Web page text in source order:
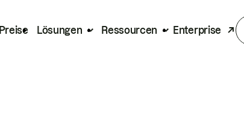
Preise Lösungen Ressourcen Enterprise